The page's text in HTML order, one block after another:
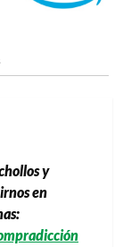
y
en